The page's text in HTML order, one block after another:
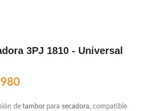
3PJ 1810 - Universal
de tambor para secadora, compatible